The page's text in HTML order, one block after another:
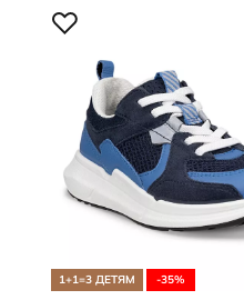
1+1=3 ДЕТЯМ -35%